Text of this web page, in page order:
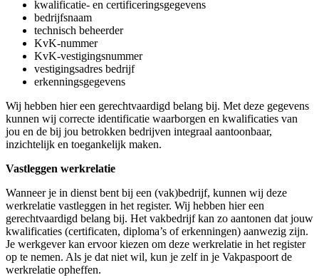
kwalificatie- en certificeringsgegevens
bedrijfsnaam
technisch beheerder
KvK-nummer
KvK-vestigingsnummer
vestigingsadres bedrijf
erkenningsgegevens
Wij hebben hier een gerechtvaardigd belang bij. Met deze gegevens
kunnen wij correcte identificatie waarborgen en kwalificaties van
jou en de bij jou betrokken bedrijven integraal aantoonbaar,
inzichtelijk en toegankelijk maken.
Vastleggen werkrelatie
Wanneer je in dienst bent bij een (vak)bedrijf, kunnen wij deze
werkrelatie vastleggen in het register. Wij hebben hier een
gerechtvaardigd belang bij. Het vakbedrijf kan zo aantonen dat jouw
kwalificaties (certificaten, diploma’s of erkenningen) aanwezig zijn.
Je werkgever kan ervoor kiezen om deze werkrelatie in het register
op te nemen. Als je dat niet wil, kun je zelf in je Vakpaspoort de
werkrelatie opheffen.